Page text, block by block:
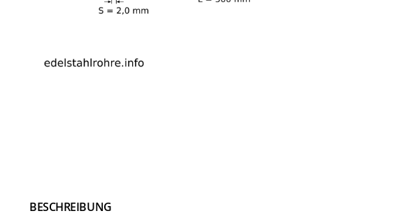
BESCHREIBUNG